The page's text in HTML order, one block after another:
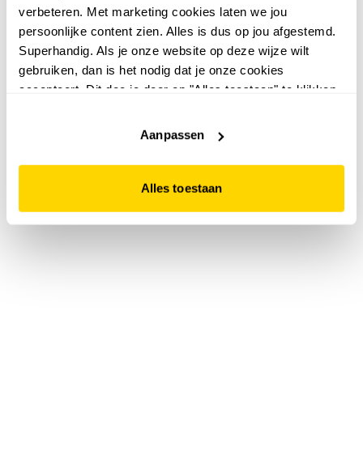
verbeteren. Met marketing cookies laten we jou
persoonlijke content zien. Alles is dus op jou afgestemd.
Superhandig. Als je onze website op deze wijze wilt
gebruiken, dan is het nodig dat je onze cookies
accepteert. Dit doe je door op "Alles toestaan" te klikken.
website niet optimaal functioneert.
Aanpassen
Alles toestaan